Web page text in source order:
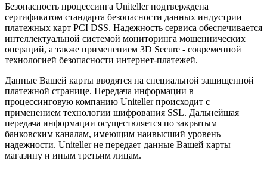
Безопасность процессинга Uniteller подтверждена
сертификатом стандарта безопасности данных индустрии
платежных карт PCI DSS. Надежность сервиса обеспечивается
интеллектуальной системой мониторинга мошеннических
операций, а также применением 3D Secure - современной
технологией безопасности интернет-платежей.
Данные Вашей карты вводятся на специальной защищенной
платежной странице. Передача информации в
процессинговую компанию Uniteller происходит с
применением технологии шифрования SSL. Дальнейшая
передача информации осуществляется по закрытым
банковским каналам, имеющим наивысший уровень
надежности. Uniteller не передает данные Вашей карты
магазину и иным третьим лицам.